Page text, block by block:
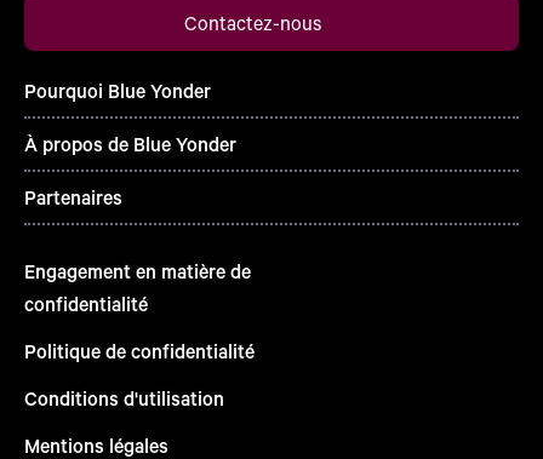
Contactez-nous
Pourquoi Blue Yonder
À propos de Blue Yonder
Partenaires
Engagement en matière de
confidentialité
Politique de confidentialité
Conditions d'utilisation
Mentions légales